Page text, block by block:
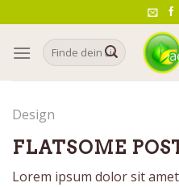
to
contentSearch
for:
Design
FLATSOME
Lorem ipsum dolor sit